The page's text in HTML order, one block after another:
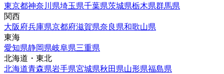
東京都神奈川県埼玉県千葉県茨城県栃木県群馬県
関西
大阪府兵庫県京都府滋賀県奈良県和歌山県
東海
愛知県静岡県岐阜県三重県
北海道・東北
北海道青森県岩手県宮城県秋田県山形県福島県